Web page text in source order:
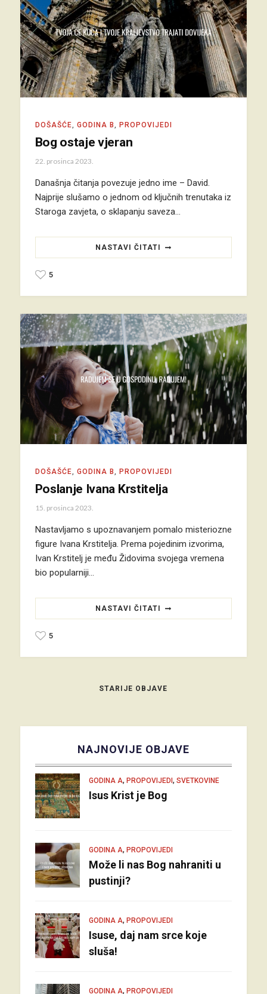
DOŠAŠĆE GODINA B PROPOVIJEDI
Bog ostaje vjeran
22. prosinca 2023.
Današnja čitanja povezuje jedno ime – David.
Najprije slušamo o jednom od ključnih trenutaka iz
Staroga zavjeta, o sklapanju saveza…
NASTAVI ČITATI
5
DOŠAŠĆE, GODINA B, PROPOVIJEDI
Poslanje Ivana Krstitelja
15. prosinca 2023.
Nastavljamo s upoznavanjem pomalo misteriozne
figure Ivana Krstitelja. Prema pojedinim izvorima,
Ivan Krstitelj je među Židovima svojega vremena
bio popularniji…
NASTAVI ČITATI
5
STARIJE OBJAVE
NAJNOVIJE OBJAVE
GODINA A, PROPOVIJEDI , SVETKOVINE
Isus Krist je Bog
GODINA A, PROPOVIJEDI
Može li nas Bog nahraniti u
pustinji?
GODINA A, PROPOVIJEDI
Isuse, daj nam srce koje
sluša!
GODINA A, PROPOVIJEDI